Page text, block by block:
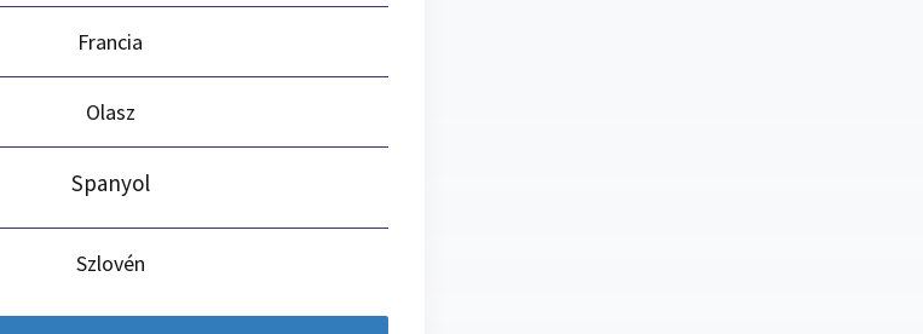
Francia
Olasz
Spanyol
Szlovén